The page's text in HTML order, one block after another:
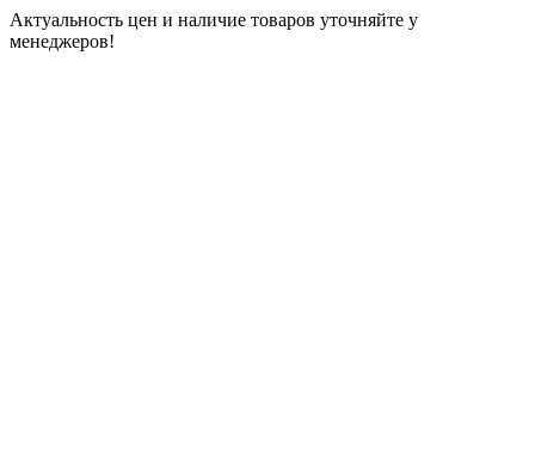
Актуальность цен и наличие товаров уточняйте у
менеджеров!